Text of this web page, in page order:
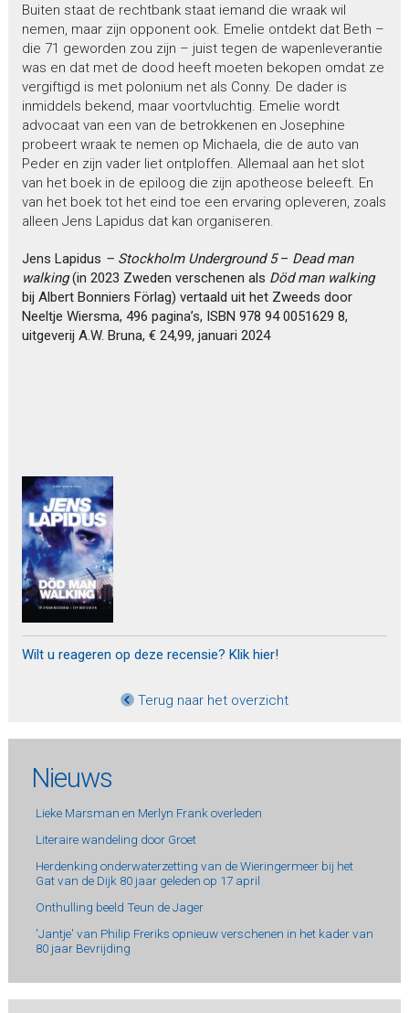
Buiten staat de rechtbank staat iemand die wraak wil
nemen, maar zijn opponent ook. Emelie ontdekt dat Beth –
die 71 geworden zou zijn – juist tegen de wapenleverantie
was en dat met de dood heeft moeten bekopen omdat ze
vergiftigd is met polonium net als Conny. De dader is
inmiddels bekend, maar voortvluchtig. Emelie wordt
advocaat van een van de betrokkenen en Josephine
probeert wraak te nemen op Michaela, die de auto van
Peder en zijn vader liet ontploffen. Allemaal aan het slot
van het boek in de epiloog die zijn apotheose beleeft. En
van het boek tot het eind toe een ervaring opleveren, zoals
alleen Jens Lapidus dat kan organiseren.
Jens Lapidus – Stockholm Underground 5– Dead man
walking(in 2023 Zweden verschenen als Död man walking
bij Albert Bonniers Förlag) vertaald uit het Zweeds door
Neeltje Wiersma, 496 pagina’s, ISBN 978 94 0051629 8,
uitgeverij A.W. Bruna, € 24,99, januari 2024
Wilt u reageren op deze recensie? Klik hier!
Terug naar het overzicht
Nieuws
Lieke Marsman en Merlyn Frank overleden
Literaire wandeling door Groet
Herdenking onderwaterzetting van de Wieringermeer bij het
Gat van de Dijk 80 jaar geleden op 17 april
Onthulling beeld Teun de Jager
'Jantje' van Philip Freriks opnieuw verschenen in het kader van
80 jaar Bevrijding